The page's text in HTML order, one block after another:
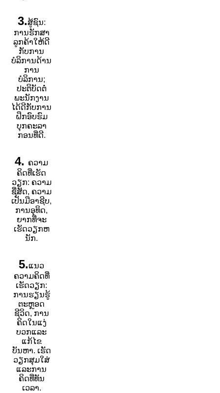
3.ສູ້ຊົນ:
ການຮັກສາ
ລູກຄ້າໃຫ້ດີ
ກັບການ
ບໍລິການດ້ານ
ການ
ບໍລິການ;
ປະຕິບັດຕໍ່
ພະນັກງານ
ໄດ້ດີກັບການ
ຝຶກອົບຮົມ
ບຸກຄະລາ
ກອນທີ່ດີ.
4. ຄວາມ
ຄິດທີ່ເຮັດ
ວຽກ: ຄວາມ
ຊື່ສັດ, ຄວາມ
ເປັນມືອາຊີບ,
ການອຸທິດ,
ຍາກທີ່ຈະ
ເຮັດວຽກຫ
ນັກ.
5.ແນວ
ຄວາມຄິດທີ່
ເຮັດວຽກ:
ການຮຽນຮູ້
ຕະຫຼອດ
ຊີວິດ, ການ
ຄິດໃນແງ່
ບວກແລະ
ແກ້ໄຂ
ບັນຫາ. ເຮັດ
ວຽກສຸມໃສ່
ແລະການ
ຄິດທີ່ທັນ
ເວລາ.